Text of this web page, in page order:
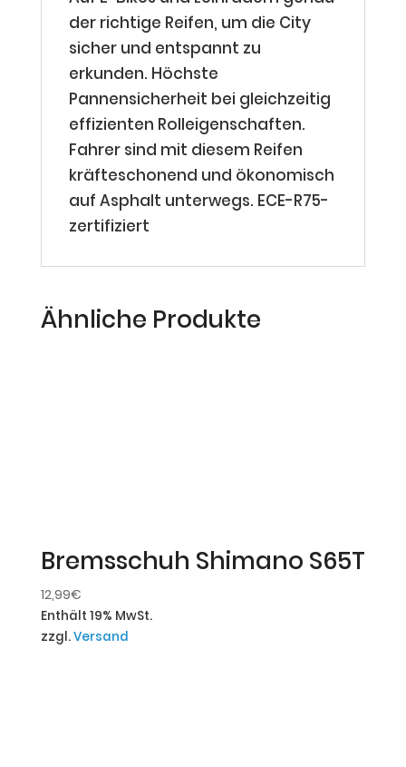
der richtige Reifen, um die City
sicher und entspannt zu
erkunden. Höchste
Pannensicherheit bei gleichzeitig
effizienten Rolleigenschaften.
Fahrer sind mit diesem Reifen
kräfteschonend und ökonomisch
auf Asphalt unterwegs. ECE-R75-
zertifiziert
Ähnliche Produkte
Bremsschuh Shimano S65T
12,99€
Enthält 19% MwSt.
zzgl.Versand